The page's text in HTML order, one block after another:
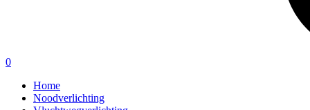
0
Home
Noodverlichting